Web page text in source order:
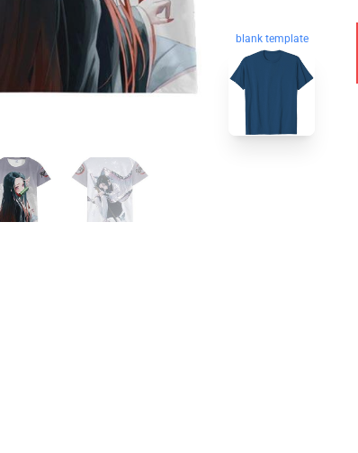
blank template